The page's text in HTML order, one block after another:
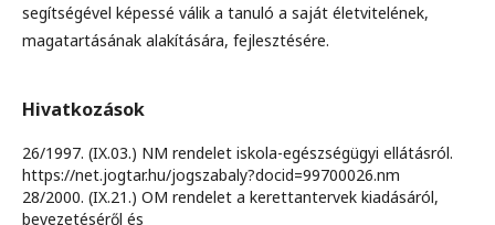
segítségével képessé válik a tanuló a saját életvitelének,
magatartásának alakítására, fejlesztésére.
Hivatkozások
26/1997. (IX.03.) NM rendelet iskola-egészségügyi ellátásról.
https://net.jogtar.hu/jogszabaly?docid=99700026.nm
28/2000. (IX.21.) OM rendelet a kerettantervek kiadásáról,
bevezetéséről és